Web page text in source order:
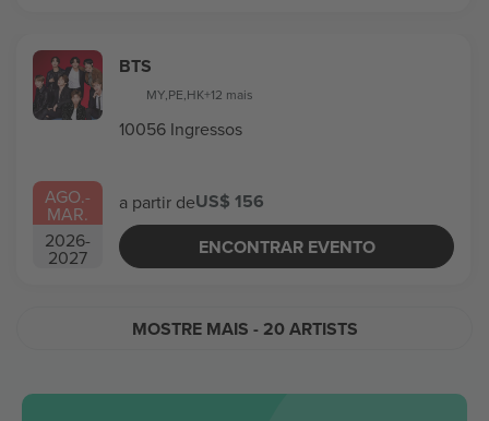
AGO.-
MAR.
2026-
2027
BTS
MY,PE,HK+12 mais
10056 Ingressos
a partir deUS$ 156
ENCONTRAR EVENTO
MOSTRE MAIS - 20 ARTISTS